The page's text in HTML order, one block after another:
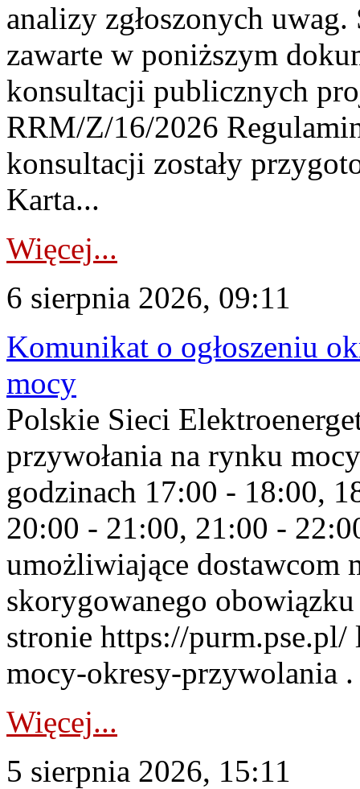
analizy zgłoszonych
zawarte w poniższym
konsultacji publicznych
RRM/Z/16/2026
konsultacji zostały
Karta...
Więcej...
6 sierpnia 2026, 09:11
Komunikat o ogłoszeniu
mocy
Polskie Sieci
przywołania na rynku
godzinach 17:00 - 18:00,
20:00 - 21:00, 21:00 -
umożliwiające dostawcom
skorygowanego
stronie https://
mocy-okresy-przywolania
Więcej...
5 sierpnia 2026, 15:11